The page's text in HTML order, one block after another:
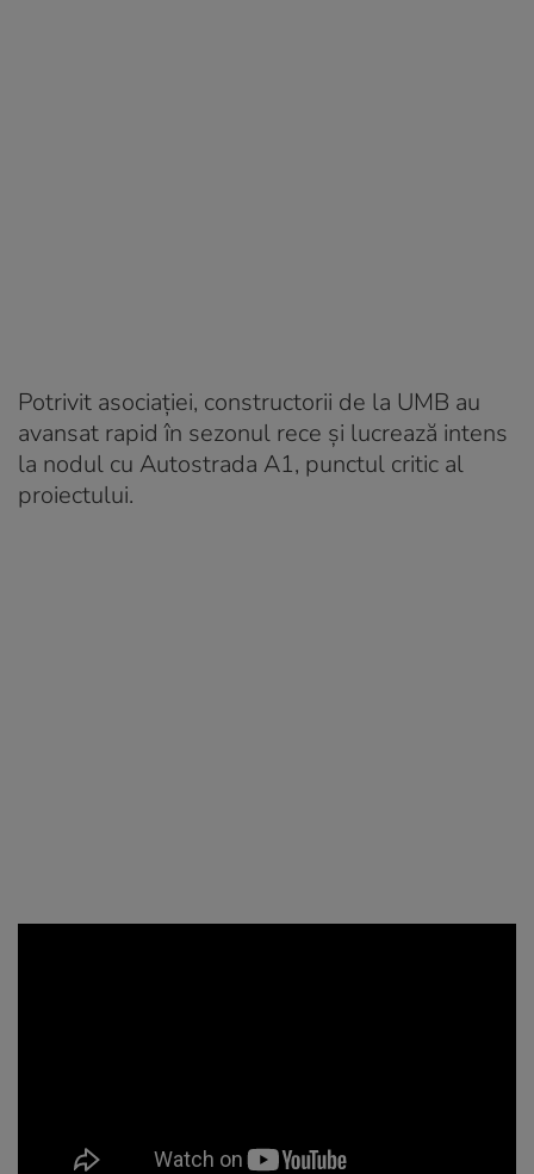
Potrivit asociației, constructorii de la UMB au
avansat rapid în sezonul rece și lucrează intens
la nodul cu Autostrada A1, punctul critic al
proiectului.